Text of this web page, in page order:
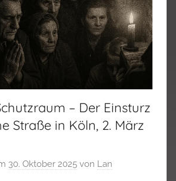
– Der Einsturz
Straße in Köln, 2. März
30. Oktober 2025 von Lan